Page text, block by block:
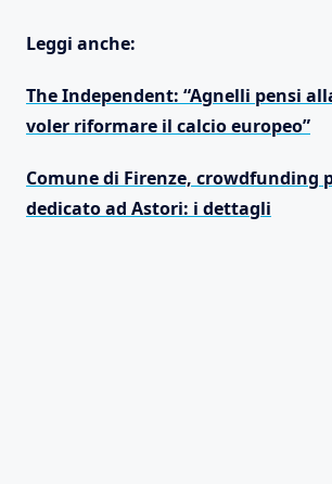
Leggi anche:
The Independent: “Agnelli pensi
voler riformare il calcio europeo”
Comune di Firenze, crowdfunding
dedicato ad Astori: i dettagli